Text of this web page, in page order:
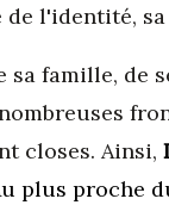
l'identité,
famille, de
closes. Ainsi,
plus proche